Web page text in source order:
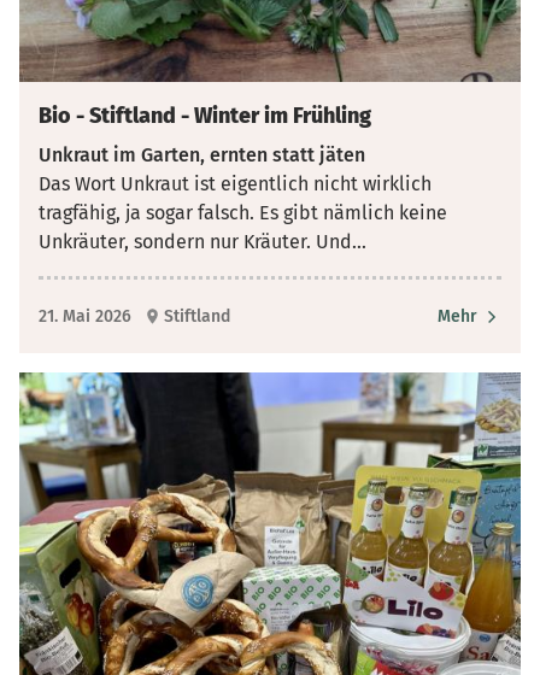
Bio - Stiftland - Winter im Frühling
Unkraut im Garten, ernten statt jäten
Das Wort Unkraut ist eigentlich nicht wirklich
tragfähig, ja sogar falsch. Es gibt nämlich keine
Unkräuter, sondern nur Kräuter. Und...
21. Mai 2026 Stiftland Mehr